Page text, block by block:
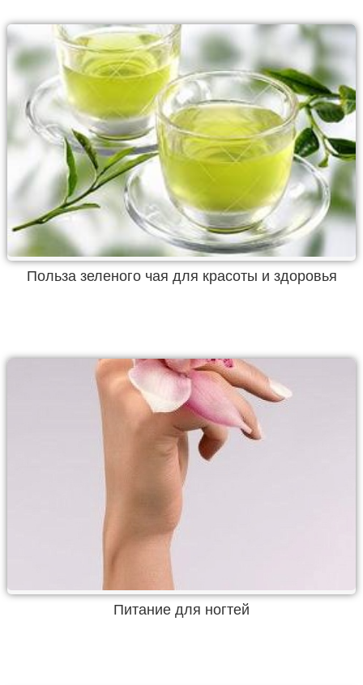
Польза зеленого чая для красоты и здоровья
Питание для ногтей